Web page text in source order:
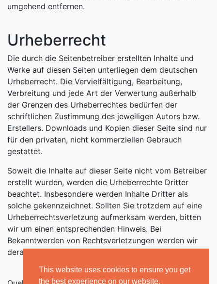
This website uses cookies to ensure you get
the best experience on our website.
umgehend entfernen.
Urheberrecht
Die durch die Seitenbetreiber erstellten Inhalte und
Werke auf diesen Seiten unterliegen dem deutschen
Urheberrecht. Die Vervielfältigung, Bearbeitung,
Verbreitung und jede Art der Verwertung außerhalb
der Grenzen des Urheberrechtes bedürfen der
schriftlichen Zustimmung des jeweiligen Autors bzw.
Erstellers. Downloads und Kopien dieser Seite sind nur
für den privaten, nicht kommerziellen Gebrauch
gestattet.
Soweit die Inhalte auf dieser Seite nicht vom Betreiber
erstellt wurden, werden die Urheberrechte Dritter
beachtet. Insbesondere werden Inhalte Dritter als
solche gekennzeichnet. Sollten Sie trotzdem auf eine
Urheberrechtsverletzung aufmerksam werden, bitten
wir um einen entsprechenden Hinweis. Bei
Bekanntwerden von Rechtsverletzungen werden wir
derartige Inhalte umgehend entfernen.